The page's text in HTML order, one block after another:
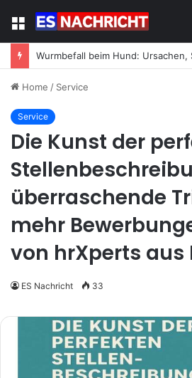
Menu
Home / Service
Service
Die Kunst der
überraschende
mehr
von hrXperts aus
ES Nachricht 33